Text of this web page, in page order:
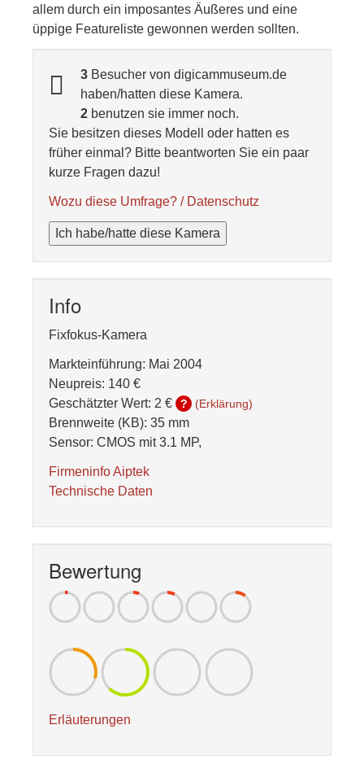
allem durch ein imposantes Äußeres und eine
üppige Featureliste gewonnen werden sollten.
3 Besucher von digicammuseum.de
haben/hatten diese Kamera.
2 benutzen sie immer noch.
Sie besitzen dieses Modell oder hatten es
früher einmal? Bitte beantworten Sie ein paar
kurze Fragen dazu!
Wozu diese Umfrage? / Datenschutz
Ich habe/hatte diese Kamera
Info
Fixfokus-Kamera
Markteinführung: Mai 2004
Neupreis: 140 €
Geschätzter Wert: 2 € ? (Erklärung)
Brennweite (KB): 35 mm
Sensor: CMOS mit 3.1 MP,
Firmeninfo Aiptek
Technische Daten
Bewertung
Erläuterungen